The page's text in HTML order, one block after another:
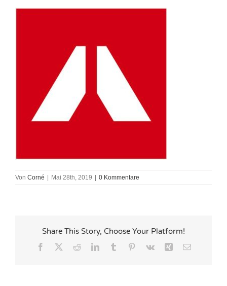
Von Corné | Mai 28th, 2019 | 0 Kommentare
Share This Story, Choose Your Platform!
Facebook RedditLinkedInTumblr Pinterest
Vk Xing E-